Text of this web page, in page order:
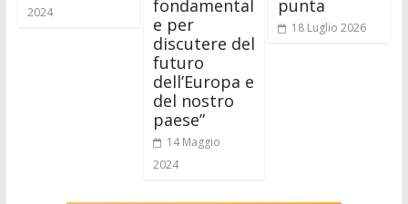
2024
fondamental
e per
discutere del
futuro
dell’Europa e
del nostro
paese”
14 Maggio
2024
punta
18 Luglio 2026